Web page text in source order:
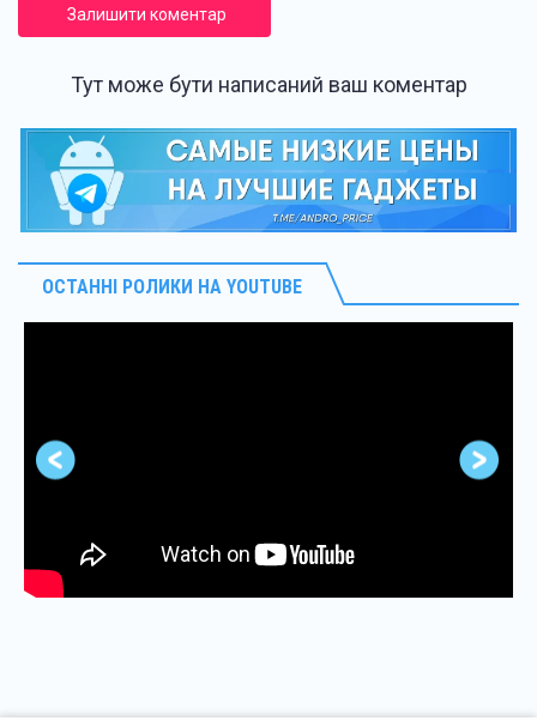
Залишити коментар
Тут може бути написаний ваш коментар
ОСТАННІ РОЛИКИ НА YOUTUBE